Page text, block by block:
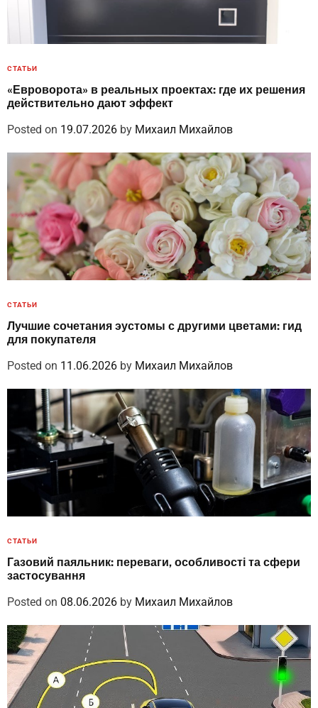
СТАТЬИ
«Евроворота» в реальных проектах: где их решения
действительно дают эффект
Posted on 19.07.2026 by Михаил Михайлов
СТАТЬИ
Лучшие сочетания эустомы с другими цветами: гид
для покупателя
Posted on 11.06.2026 by Михаил Михайлов
СТАТЬИ
Газовий паяльник: переваги, особливості та сфери
застосування
Posted on 08.06.2026 by Михаил Михайлов